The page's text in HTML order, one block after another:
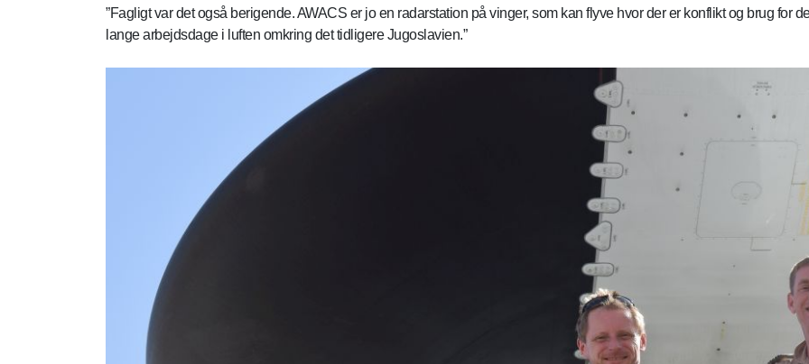
”Fagligt var det også berigende. AWACS er jo en radarstation på vinger, som kan flyve hvor der er konflikt og brug for
lange arbejdsdage i luften omkring det tidligere Jugoslavien.”